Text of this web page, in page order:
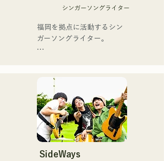
初のフルアルバム「ONE
2025.12.31にリリースし、
iTunesカントリーアルバム
て」、FBS「福岡く
ん。」、「発見らくちゃ
く！」やFUKUOKA
STREET PARTY、
Hannibal Halloween Music
Festival ,sunset live2019、
鷹祭Summer Boostイベン
地元音楽イベントやライブ
ハウスを中心にパフォーマ
ンスをしている。
シンガーソングライター
福岡を拠点に活動するシン
ガーソングライター。
ードの繊細さを併せ持つ楽
曲を届けている。
コンセプトは、「等身大の
ままで。僕とあなたのため
の音楽を。」気持ちが落ち
SideWays